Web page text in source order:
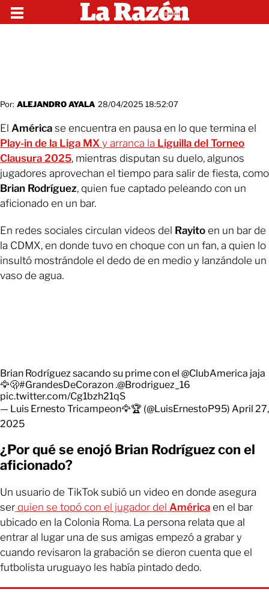
Por: ALEJANDRO AYALA 28/04/2025 18:52:07
El América se encuentra en pausa en lo que termina el
Play-in de la Liga MX y arranca la Liguilla del Torneo
Clausura 2025, mientras disputan su duelo, algunos
jugadores aprovechan el tiempo para salir de fiesta, como
Brian Rodríguez, quien fue captado peleando con un
aficionado en un bar.
En redes sociales circulan videos del Rayito en un bar de
la CDMX, en donde tuvo en choque con un fan, a quien lo
insultó mostrándole el dedo de en medio y lanzándole un
vaso de agua.
Brian Rodríguez sacando su prime con el @ClubAmerica jaja
🦅🫢#GrandesDeCorazon.@Brodriguez_16
pic.twitter.com/Cg1bzh21qS
— Luis Ernesto Tricampeon🦅🏆 (@LuisErnestoP95) April 27,
2025
¿Por qué se enojó Brian Rodríguez con el
aficionado?
Un usuario de TikTok subió un video en donde asegura
ser quien se topó con el jugador del América en el bar
ubicado en la Colonia Roma. La persona relata que al
entrar al lugar una de sus amigas empezó a grabar y
cuando revisaron la grabación se dieron cuenta que el
futbolista uruguayo les había pintado dedo.